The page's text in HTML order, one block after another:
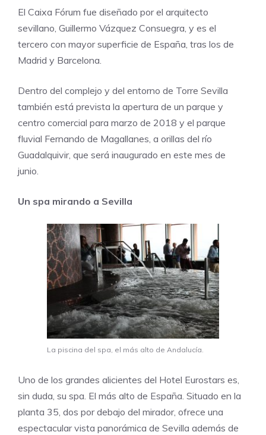
El Caixa Fórum fue diseñado por el arquitecto
sevillano, Guillermo Vázquez Consuegra, y es el
tercero con mayor superficie de España, tras los de
Madrid y Barcelona.
Dentro del complejo y del entorno de Torre Sevilla
también está prevista la apertura de un parque y
centro comercial para marzo de 2018 y el parque
fluvial Fernando de Magallanes, a orillas del río
Guadalquivir, que será inaugurado en este mes de
junio.
Un spa mirando a Sevilla
La piscina del spa, el más alto de Andalucía.
Uno de los grandes alicientes del Hotel Eurostars es,
sin duda, su spa. El más alto de España. Situado en la
planta 35, dos por debajo del mirador, ofrece una
espectacular vista panorámica de Sevilla además de